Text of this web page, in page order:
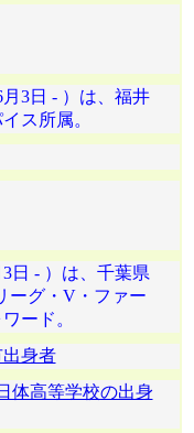
3日 - ）は、福井
ス所属。
日 - ）は、千葉県
ーグ・V・ファー
ード。
身者
体高等学校の出身